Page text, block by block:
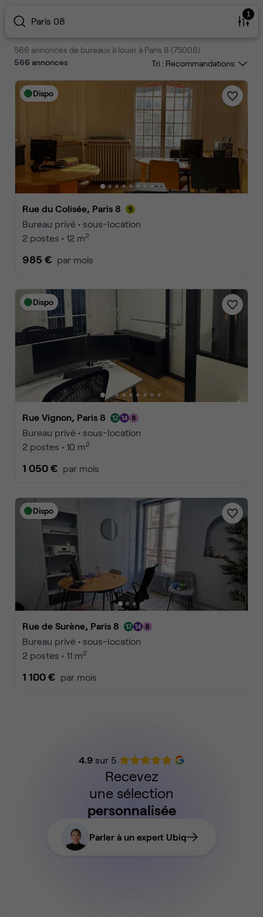
Paris 08
1
566 annonces de bureaux à louer à Paris 8 (75008)
566 annonces Tri :
Dispo
Rue du Colisée, Paris 8
Bureau privé • sous-location
2 postes • 12 m2
985 € par mois
Dispo
Rue Vignon, Paris 8
Bureau privé • sous-location
2 postes • 10 m2
1 050 € par mois
Dispo
Rue de Surène, Paris 8
Bureau privé • sous-location
2 postes • 11 m2
1 100 € par mois
4.9sur 5
Recevez
une sélection
personnalisée
Parler à un expert Ubiq